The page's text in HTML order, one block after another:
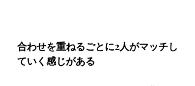
合わせを重ねるごとに2人がマッチし
ていく感じがある